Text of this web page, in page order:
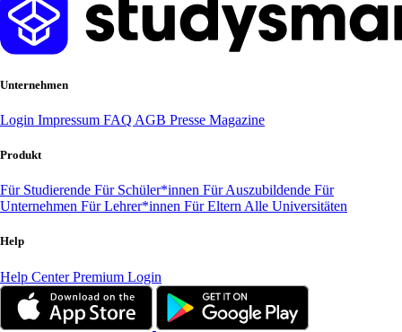
Unternehmen
Login Impressum FAQ AGB Presse Magazine
Produkt
Für Studierende Für Schüler*innen Für Auszubildende Für
Unternehmen Für Lehrer*innen Für Eltern Alle Universitäten
Help
Help CenterPremium Login